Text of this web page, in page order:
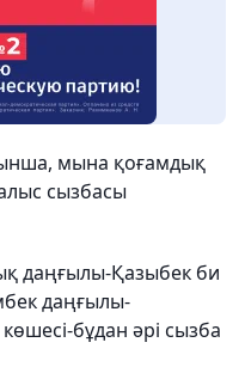
мына қоғамдық
сызбасы
даңғылы-Қазыбек би
даңғылы-
бұдан әрі сызба